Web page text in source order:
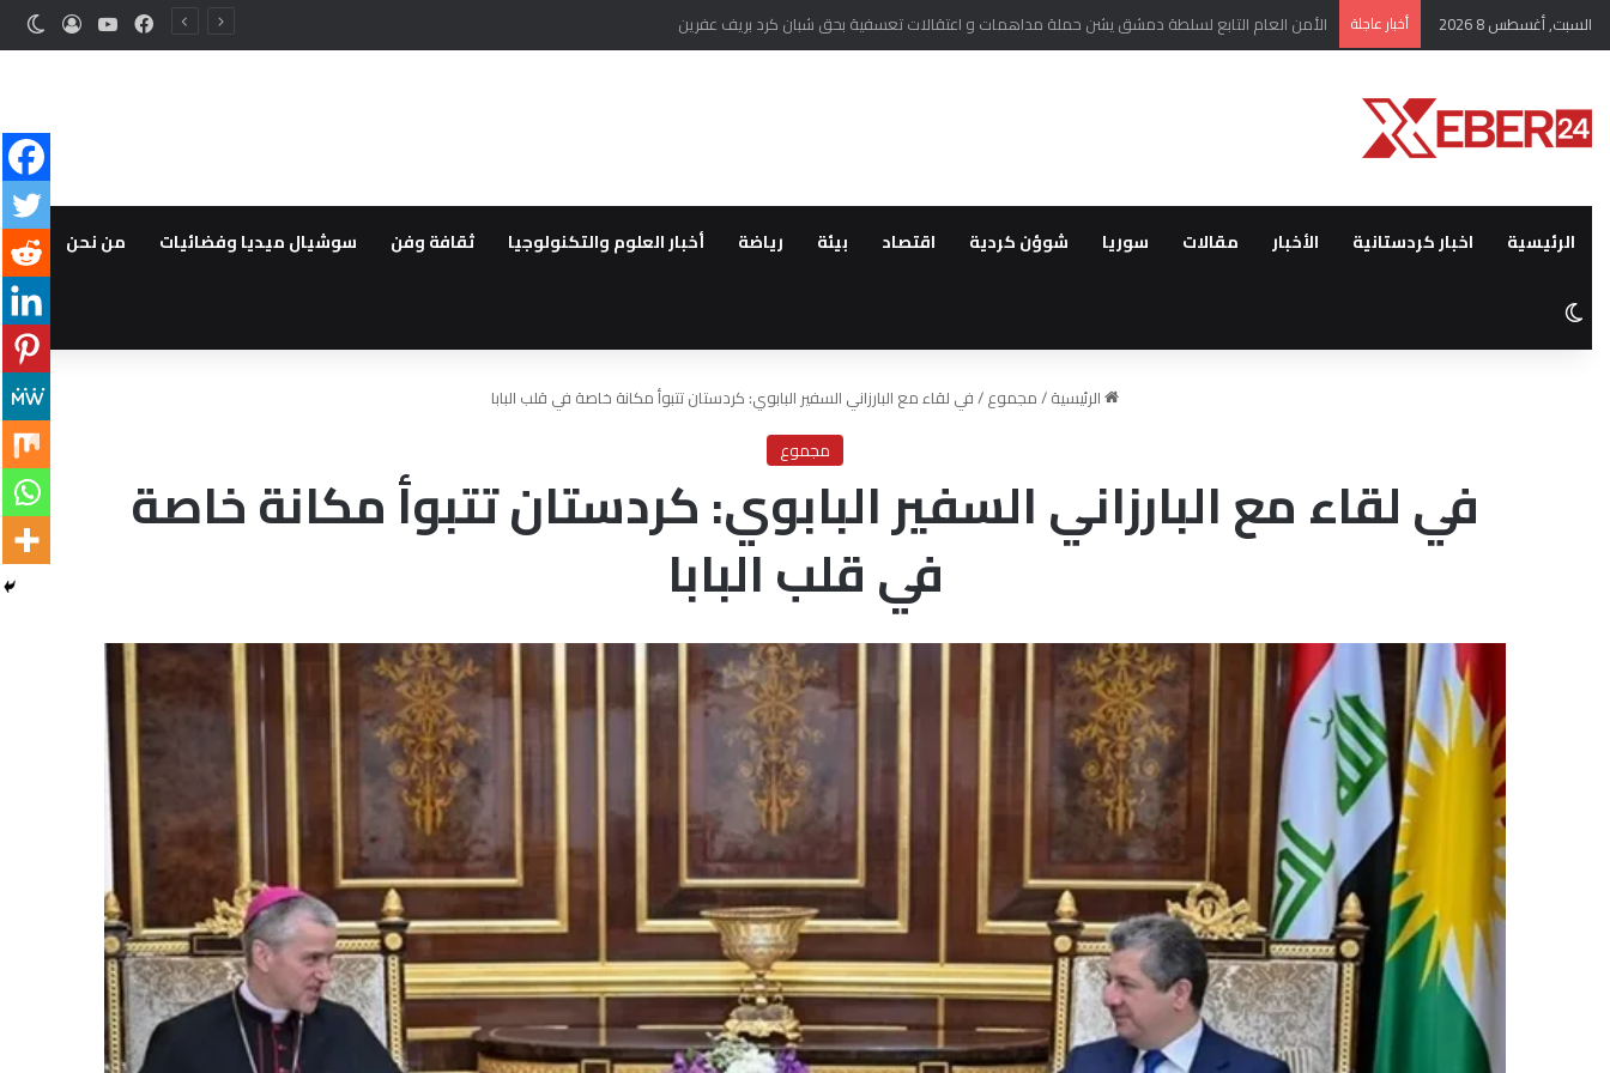
السبت, أغسطس 8 2026 أخبار عاجلة نائبة في البرلمان التركي تدعو لتطبيق القانون الإطاري لحل القضية الكردية سريعاً فيسبوك‫YouTube
تسجيل
الرئيسية اخبار كردستانية الأخبار مقالات سوريا شوؤن كردية اقتصاد بيئة رياضة أخبار العلوم والتكنولوجيا ثقافة وفن سوشيال ميديا وفضائيات من نحن
الوضع المظلم
الرئيسية/مجموع/في لقاء مع البارزاني السفير البابوي: كردستان تتبوأ مكانة خاصة في قلب البابا
مجموع
في لقاء مع البارزاني السفير البابوي: كردستان تتبوأ مكانة خاصة
في قلب البابا